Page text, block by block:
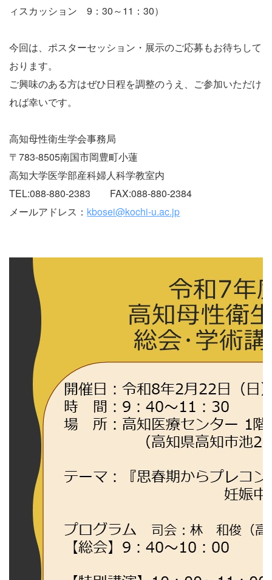
ィスカッション 9：30～11：30）
今回は、ポスターセッション・展示のご応募もお待ちして
おります。
ご興味のある方はぜひ日程を調整のうえ、ご参加いただけ
れば幸いです。
高知母性衛生学会事務局
〒783-8505南国市岡豊町小蓮
高知大学医学部産科婦人科学教室内
TEL:088-880-2383 FAX:088-880-2384
メールアドレス： kbosei@kochi-u.ac.jp